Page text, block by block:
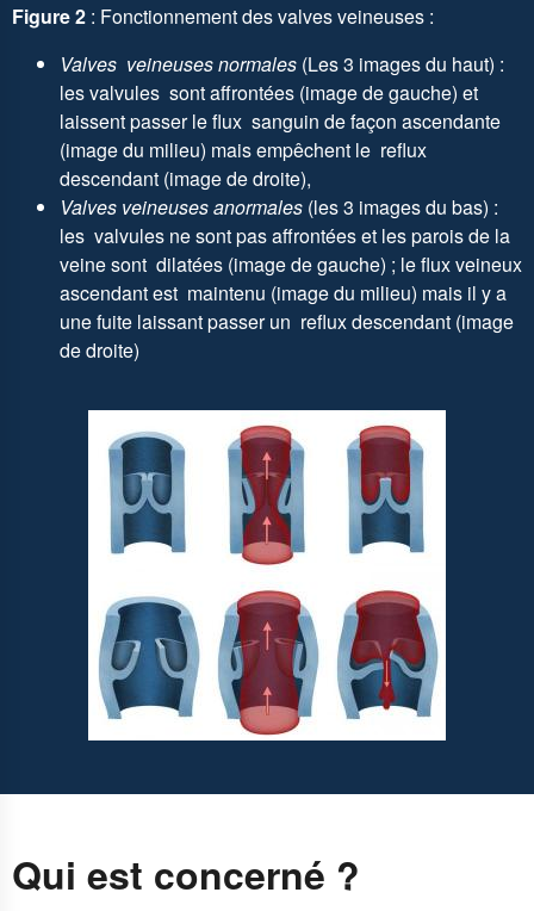
Figure 2 : Fonctionnement des valves veineuses :
Valves veineuses normales (Les 3 images du haut) :
les valvules sont affrontées (image de gauche) et
laissent passer le flux sanguin de façon ascendante
(image du milieu) mais empêchent le reflux
descendant (image de droite),
Valves veineuses anormales (les 3 images du bas) :
les valvules ne sont pas affrontées et les parois de la
veine sont dilatées (image de gauche) ; le flux veineux
ascendant est maintenu (image du milieu) mais il y a
une fuite laissant passer un reflux descendant (image
de droite)
Qui est concerné ?